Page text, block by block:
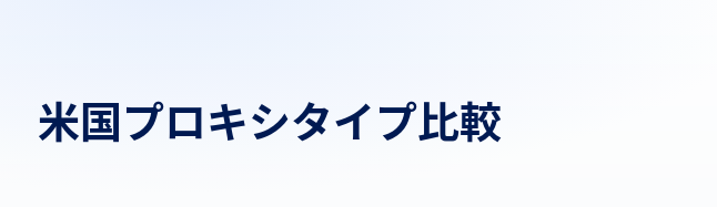
米国プロキシタイプ比較